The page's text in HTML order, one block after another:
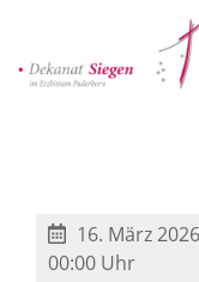
16. März
00:00 Uhr